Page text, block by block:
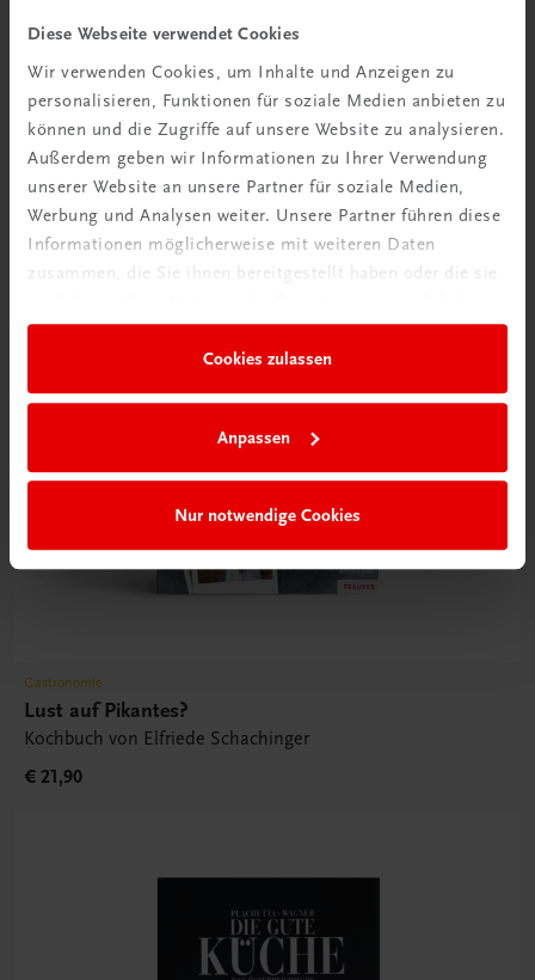
Diese Webseite verwendet Cookies
Wir verwenden Cookies, um Inhalte und Anzeigen zu
personalisieren, Funktionen für soziale Medien anbieten zu
können und die Zugriffe auf unsere Website zu analysieren.
Außerdem geben wir Informationen zu Ihrer Verwendung
unserer Website an unsere Partner für soziale Medien,
Werbung und Analysen weiter. Unsere Partner führen diese
Informationen möglicherweise mit weiteren Daten
zusammen, die Sie ihnen bereitgestellt haben oder die sie
Cookies zulassen
Anpassen
Nur notwendige Cookies
Die Plachutta Kochschule
Mehr als 45 Jahren Profikocherfahrung
€ 39,00
Gastronomie
Lust auf Pikantes?
Kochbuch von Elfriede Schachinger
€ 21,90